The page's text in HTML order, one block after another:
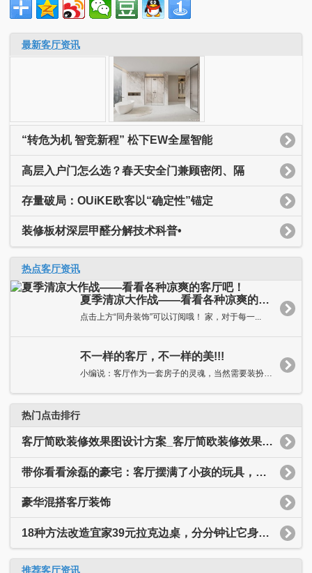
最新客厅资讯
“转危为机 智竞新程” 松下EW全屋智能
高层入户门怎么选？春天安全门兼顾密闭、隔
存量破局：OUiKE欧客以“确定性”锚定
装修板材深层甲醛分解技术科普•
热点客厅资讯
夏季清凉大作战——看看各种凉爽的客厅吧！
点击上方“同舟装饰”可以订阅哦！ 家，对于每一...
不一样的客厅，不一样的美!!!
小编说：客厅作为一套房子的灵魂，当然需要装扮得独具特色，抑或...
热门点击排行
客厅简欧装修效果图设计方案_客厅简欧装修效果图大全
带你看看涂磊的豪宅：客厅摆满了小孩的玩具，装修简约又温馨
豪华混搭客厅装饰
18种方法改造宜家39元拉克边桌，分分钟让它身价翻十倍
推荐客厅资讯